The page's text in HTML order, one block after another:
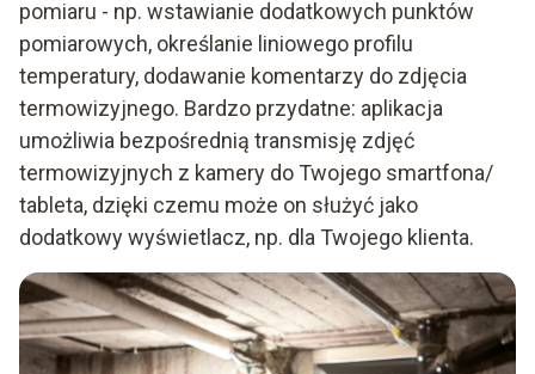
pomiaru - np. wstawianie dodatkowych punktów
pomiarowych, określanie liniowego profilu
temperatury, dodawanie komentarzy do zdjęcia
termowizyjnego. Bardzo przydatne: aplikacja
umożliwia bezpośrednią transmisję zdjęć
termowizyjnych z kamery do Twojego smartfona/
tableta, dzięki czemu może on służyć jako
dodatkowy wyświetlacz, np. dla Twojego klienta.